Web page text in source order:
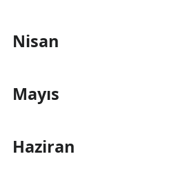
Nisan
Mayıs
Haziran